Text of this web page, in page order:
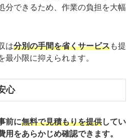
分できるため、作業の負担を大幅
は分別の手間を省くサービスも提
最小限に抑えられます。
心
前に無料で見積もりを提供してい
用をあらかじめ確認できます。